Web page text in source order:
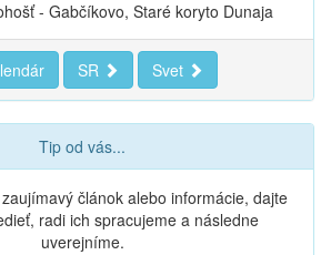
- Gabčíkovo, Staré koryto Dunaja
SR Svet
Tip od vás...
článok alebo informácie, dajte
radi ich spracujeme a následne
uverejníme.